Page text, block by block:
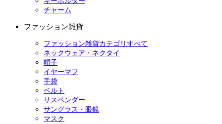
チャーム
ファッション雑貨
ファッション雑貨カテゴリすべて
ネックウェア・ネクタイ
帽子
イヤーマフ
手袋
ベルト
サスペンダー
サングラス・眼鏡
マスク